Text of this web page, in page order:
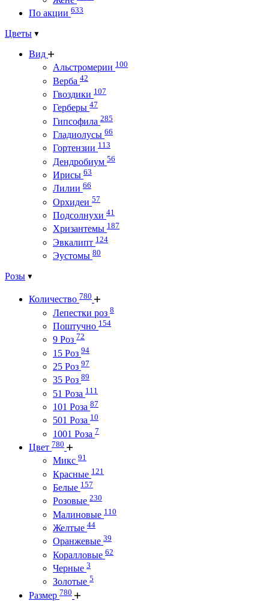
По акции 633
Цветы
Вид
Альстромерии 100
Верба 42
Гвоздики 107
Герберы 47
Гипсофила 285
Гладиолусы 66
Гортензии 113
Дендробиум 56
Ирисы 63
Лилии 66
Орхидеи 57
Подсолнухи 41
Хризантемы 187
Эвкалипт 124
Эустомы 80
Розы
Количество 780
Лепестки роз 8
Поштучно 154
9 Роз 72
15 Роз 94
25 Роз 97
35 Роз 89
51 Роза 111
101 Роза 87
501 Роза 10
1001 Роза 7
Цвет 780
Микс 91
Красные 121
Белые 157
Розовые 230
Малиновые 110
Желтые 44
Оранжевые 39
Коралловые 62
Черные 3
Золотые 5
Размер 780